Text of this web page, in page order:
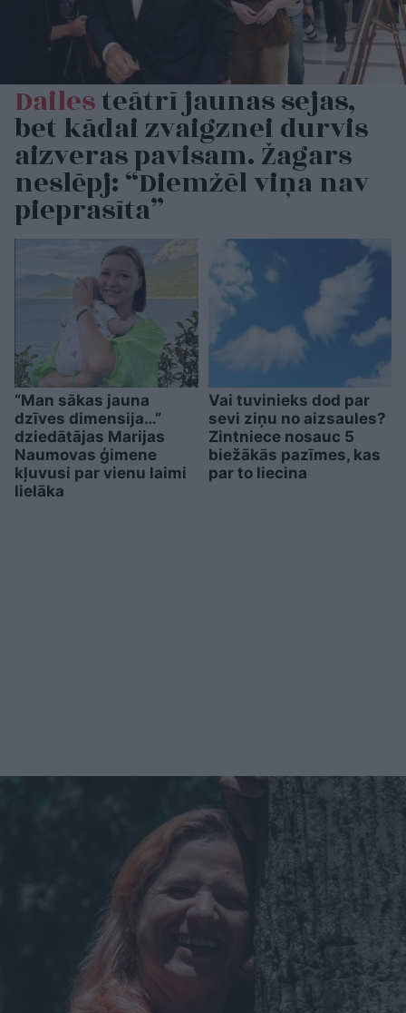
Dailesteātrī jaunas sejas,
bet kādai zvaigznei durvis
aizveras pavisam. Žagars
neslēpj: “Diemžēl viņa nav
pieprasīta”
“Man sākas jauna
dzīves dimensija…”
dziedātājas Marijas
Naumovas ģimene
kļuvusi par vienu laimi
lielāka
Vai tuvinieks dod par
sevi ziņu no aizsaules?
Zintniece nosauc 5
biežākās pazīmes, kas
par to liecina